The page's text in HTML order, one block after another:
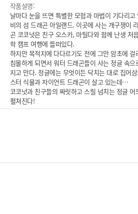
작품설명:
날마다 눈을 뜨면 특별한 모험과 마법이 기다리고
비의 섬 드래곤 아일랜드. 이곳에 사는 개구쟁이
곤 코코넛은 친구 오스카, 마틸다와 함께 난생 처
학 캠프 여행에 들떠있다.
하지만 목적지에 다다르기도 전에 그만 암초에 걸
침몰하게 되면서 워터 드래곤들이 사는 정글 속으
지고 만다. 정글에는 무엇이든 닥치는 대로 집어
스터 식물과 자이언트 드래곤이 살고 있는데…
코코넛과 친구들의 짜릿하고 스릴 넘치는 정글 어
펼쳐진다!